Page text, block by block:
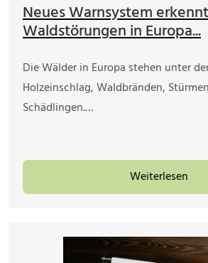
Neues Warnsystem erkennt
Waldstörungen in Europa...
Die Wälder in Europa stehen unter
Holzeinschlag, Waldbränden,
Schädlingen.…
Weiterlesen